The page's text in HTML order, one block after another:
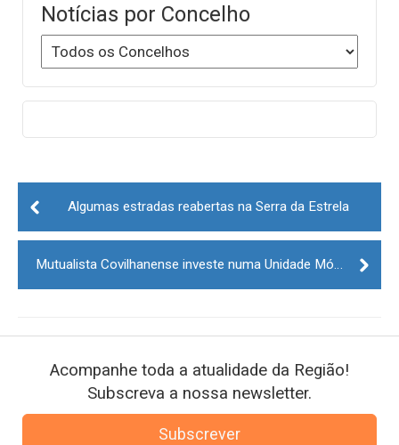
Notícias por Concelho
Post
navigationAlgumas estradas reabertas na Serra da Estrela
Mutualista Covilhanense investe numa Unidade Móvel de Saúde este ano
Acompanhe toda a atualidade da Região!
Subscreva a nossa newsletter.
Subscrever